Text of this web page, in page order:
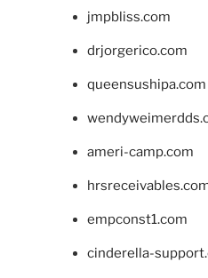
jmpbliss.com
drjorgerico.com
queensushipa.com
ameri-camp.com
empconst1.com
cinderella-